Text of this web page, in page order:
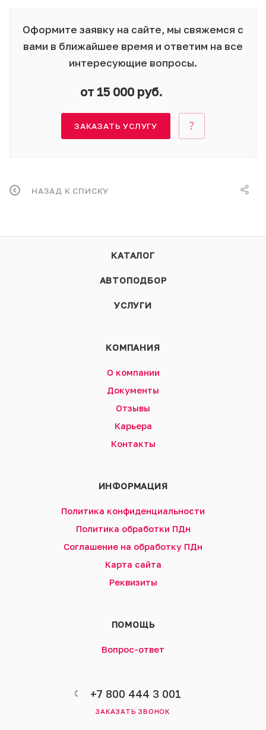
Оформите заявку на сайте, мы свяжемся с
вами в ближайшее время и ответим на все
интересующие вопросы.
от 15 000 руб.
ЗАКАЗАТЬ УСЛУГУ
НАЗАД К СПИСКУ
КАТАЛОГ
АВТОПОДБОР
УСЛУГИ
КОМПАНИЯ
О компании
Документы
Отзывы
Карьера
Контакты
ИНФОРМАЦИЯ
Политика конфиденциальности
Политика обработки ПДн
Соглашение на обработку ПДн
Карта сайта
Реквизиты
ПОМОЩЬ
Вопрос-ответ
+7 800 444 3 001
ЗАКАЗАТЬ ЗВОНОК